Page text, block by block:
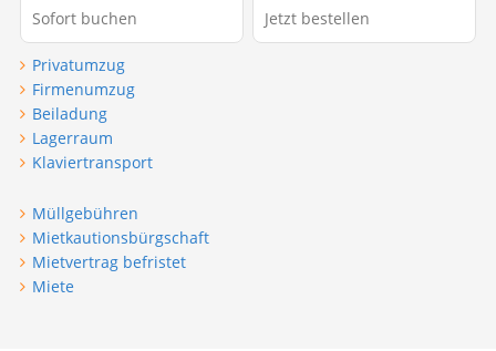
Sofort buchen Jetzt bestellen
Privatumzug
Firmenumzug
Beiladung
Lagerraum
Klaviertransport
Müllgebühren
Mietkautionsbürgschaft
Mietvertrag befristet
Miete